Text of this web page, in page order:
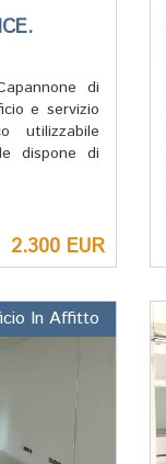
di
e servizio
utilizzabile
dispone di
2.300 EUR
In Affitto